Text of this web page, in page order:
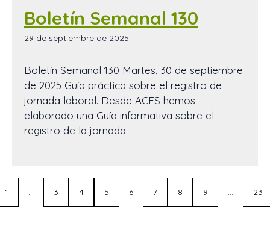
Boletín Semanal 130
29 de septiembre de 2025
Boletín Semanal 130 Martes, 30 de septiembre
de 2025 Guía práctica sobre el registro de
jornada laboral. Desde ACES hemos
elaborado una Guía informativa sobre el
registro de la jornada
1 3 4 5 6 7 8 9 23